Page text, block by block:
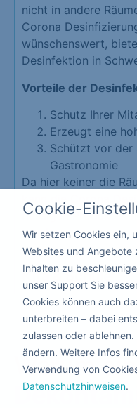
nicht in andere
Corona
wünschenswert,
Desinfektion in
Vorteile der
Schutz Ihrer
Erzeugt eine
Schützt vor der
Gastronomie
Da hier keiner die
flüssigen Produkten
werden.
Kita & Schule
Warum
Cookie-
Wir setzen Cookies ein,
Websites und Angebote
Inhalten zu
unser Support Sie
Cookies können auch
unterbreiten – dabei
zulassen oder
ändern. Weitere Infos
Verwendung von
Datenschutzhinweisen.